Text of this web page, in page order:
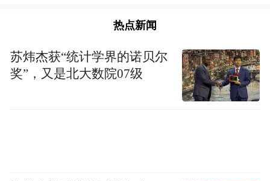
热点新闻
苏炜杰获“统计学界的诺贝尔
奖”，又是北大数院07级